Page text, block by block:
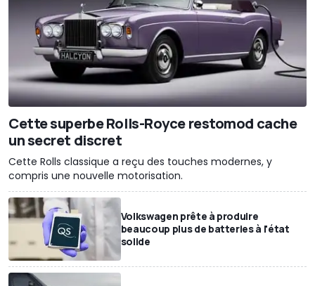
Cette superbe Rolls-Royce restomod cache
un secret discret
Cette Rolls classique a reçu des touches modernes, y
compris une nouvelle motorisation.
Volkswagen prête à produire
beaucoup plus de batteries à l'état
solide